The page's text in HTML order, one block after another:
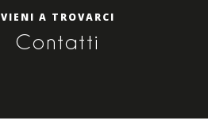
VIENI A TROVARCI
Contatti